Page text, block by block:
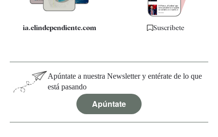
ia.elindependiente.com Suscríbete
Apúntate a nuestra Newsletter y entérate de lo que
está pasando
Apúntate